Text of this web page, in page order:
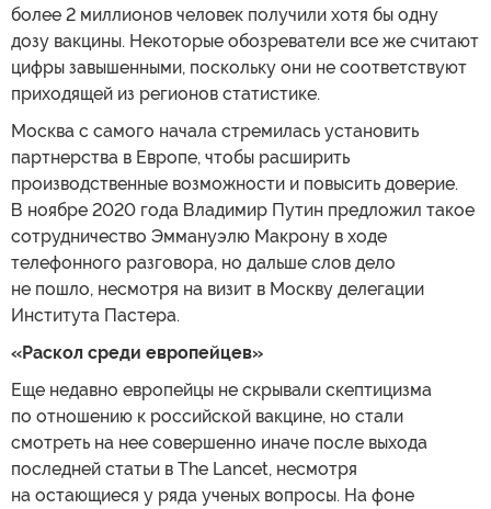
более 2 миллионов человек получили хотя бы одну
дозу вакцины. Некоторые обозреватели все же считают
цифры завышенными, поскольку они не соответствуют
приходящей из регионов статистике.
Москва с самого начала стремилась установить
партнерства в Европе, чтобы расширить
производственные возможности и повысить доверие.
В ноябре 2020 года Владимир Путин предложил такое
сотрудничество Эммануэлю Макрону в ходе
телефонного разговора, но дальше слов дело
не пошло, несмотря на визит в Москву делегации
Института Пастера.
«Раскол среди европейцев»
Еще недавно европейцы не скрывали скептицизма
по отношению к российской вакцине, но стали
смотреть на нее совершенно иначе после выхода
последней статьи в The Lancet, несмотря
на остающиеся у ряда ученых вопросы. На фоне